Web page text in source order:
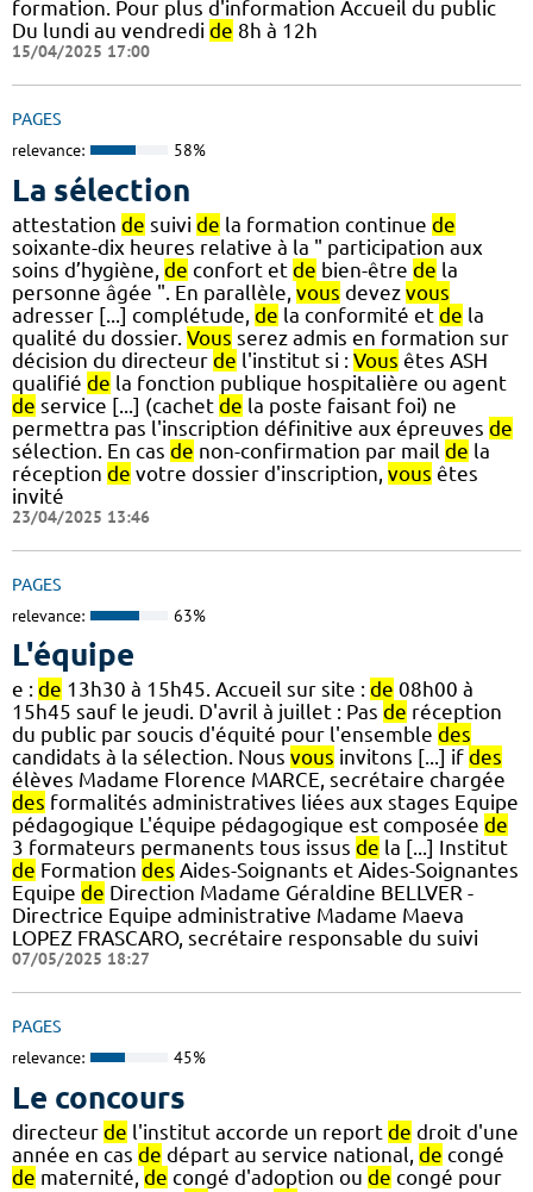
formation. Pour plus d'information Accueil du public
Du lundi au vendredi de 8h à 12h
15/04/2025 17:00
PAGES
relevance: 58%
La sélection
attestation de suivi de la formation continue de
soixante-dix heures relative à la " participation aux
soins d’hygiène, de confort et de bien-être de la
personne âgée ". En parallèle, vous devez vous
adresser [...] complétude, de la conformité et de la
qualité du dossier. Vous serez admis en formation sur
décision du directeur de l'institut si : Vous êtes ASH
qualifié de la fonction publique hospitalière ou agent
de service [...] (cachet de la poste faisant foi) ne
permettra pas l'inscription définitive aux épreuves de
sélection. En cas de non-confirmation par mail de la
réception de votre dossier d'inscription, vous êtes
invité
23/04/2025 13:46
PAGES
relevance: 63%
L'équipe
e : de 13h30 à 15h45. Accueil sur site : de 08h00 à
15h45 sauf le jeudi. D'avril à juillet : Pas de réception
du public par soucis d'équité pour l'ensemble des
candidats à la sélection. Nous vous invitons [...] if des
élèves Madame Florence MARCE, secrétaire chargée
des formalités administratives liées aux stages Equipe
pédagogique L'équipe pédagogique est composée de
3 formateurs permanents tous issus de la [...] Institut
de Formation des Aides-Soignants et Aides-Soignantes
Equipe de Direction Madame Géraldine BELLVER -
Directrice Equipe administrative Madame Maeva
LOPEZ FRASCARO, secrétaire responsable du suivi
07/05/2025 18:27
PAGES
relevance: 45%
Le concours
directeur de l'institut accorde un report de droit d'une
année en cas de départ au service national, de congé
de maternité, de congé d'adoption ou de congé pour